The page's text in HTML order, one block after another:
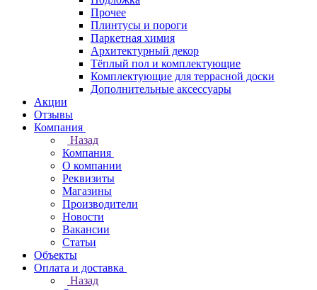
Прочее
Плинтусы и пороги
Паркетная химия
Архитектурный декор
Тёплый пол и комплектующие
Комплектующие для террасной доски
Дополнительные аксессуары
Акции
Отзывы
Компания
Назад
Компания
О компании
Реквизиты
Магазины
Производители
Новости
Вакансии
Статьи
Объекты
Оплата и доставка
Назад